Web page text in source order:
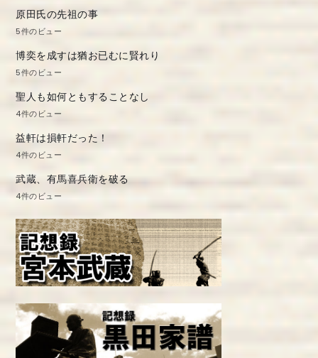
原田氏の先祖の事
5件のビュー
博奕を成すは猶お已むに賢れり
5件のビュー
聖人も如何ともすることなし
4件のビュー
益軒は損軒だった！
4件のビュー
武蔵、有馬喜兵衛を破る
4件のビュー